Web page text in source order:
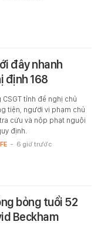
đây nhanh
định 168
CSGT tỉnh đề nghị chủ
tiện, người vi phạm chủ
cứu và nộp phạt nguội
định.
- 6 giờ trước
bỏng tuổi 52
Beckham